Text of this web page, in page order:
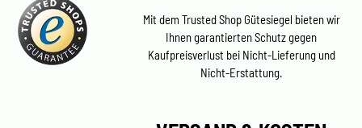
Mit dem Trusted Shop Gütesiegel bieten wir
Ihnen garantierten Schutz gegen
Kaufpreisverlust bei Nicht-Lieferung und
Nicht-Erstattung.